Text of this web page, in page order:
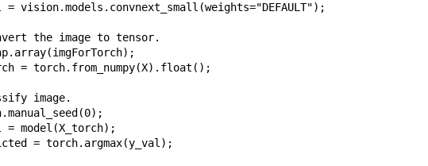
= vision.models.convnext_small(weights="DEFAULT");
the image to tensor.
= torch.from_numpy(X).float();
image.
= model(X_torch);
= torch.argmax(y_val);